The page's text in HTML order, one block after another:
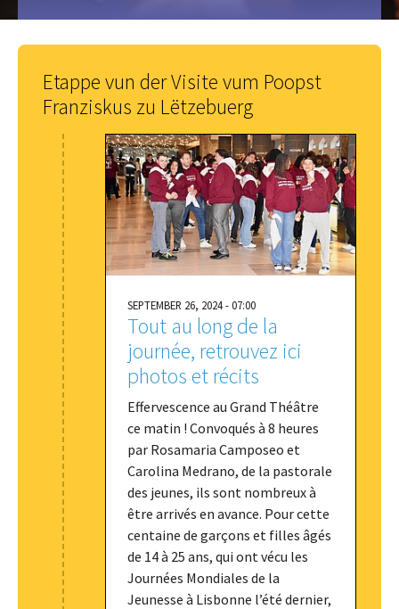
Etappe vun der Visite vum Poopst
Franziskus zu Lëtzebuerg
SEPTEMBER 26, 2024 - 07:00
Tout au long de la
journée, retrouvez ici
photos et récits
Effervescence au Grand Théâtre
ce matin ! Convoqués à 8 heures
par Rosamaria Camposeo et
Carolina Medrano, de la pastorale
des jeunes, ils sont nombreux à
être arrivés en avance. Pour cette
centaine de garçons et filles âgés
de 14 à 25 ans, qui ont vécu les
Journées Mondiales de la
Jeunesse à Lisbonne l’été dernier,